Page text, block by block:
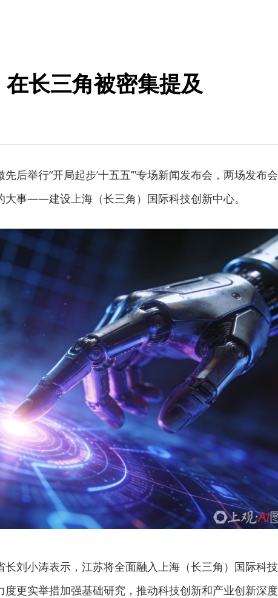
长三角被密集提及
后举行“开局起步‘十五五’”专场新闻发布会，两场发布会
大事——建设上海（长三角）国际科技创新中心。
长刘小涛表示，江苏将全面融入上海（长三角）国际科技
更实举措加强基础研究，推动科技创新和产业创新深度